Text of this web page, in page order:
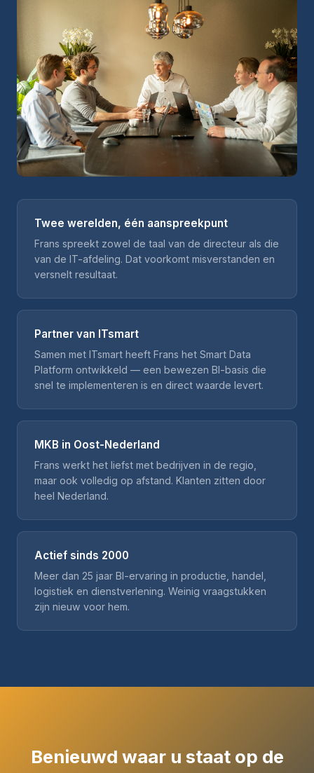
Twee werelden, één aanspreekpunt
Frans spreekt zowel de taal van de directeur als die
van de IT-afdeling. Dat voorkomt misverstanden en
versnelt resultaat.
Partner van ITsmart
Samen met ITsmart heeft Frans het Smart Data
Platform ontwikkeld — een bewezen BI-basis die
snel te implementeren is en direct waarde levert.
MKB in Oost-Nederland
Frans werkt het liefst met bedrijven in de regio,
maar ook volledig op afstand. Klanten zitten door
heel Nederland.
Actief sinds 2000
Meer dan 25 jaar BI-ervaring in productie, handel,
logistiek en dienstverlening. Weinig vraagstukken
zijn nieuw voor hem.
Benieuwd waar u staat op de